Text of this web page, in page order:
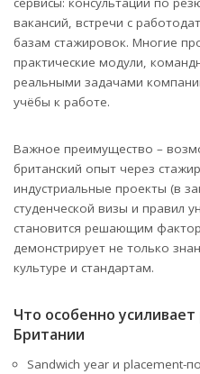
вакансий, встречи с
базам стажировок. Многие
практические модули,
реальными задачами
учёбы к работе.
Важное преимущество –
британский опыт через
индустриальные проекты (в
студенческой визы и правил
становится решающим
демонстрирует не только
культуре и стандартам.
Что особенно
Британии
Sandwich year и placement-